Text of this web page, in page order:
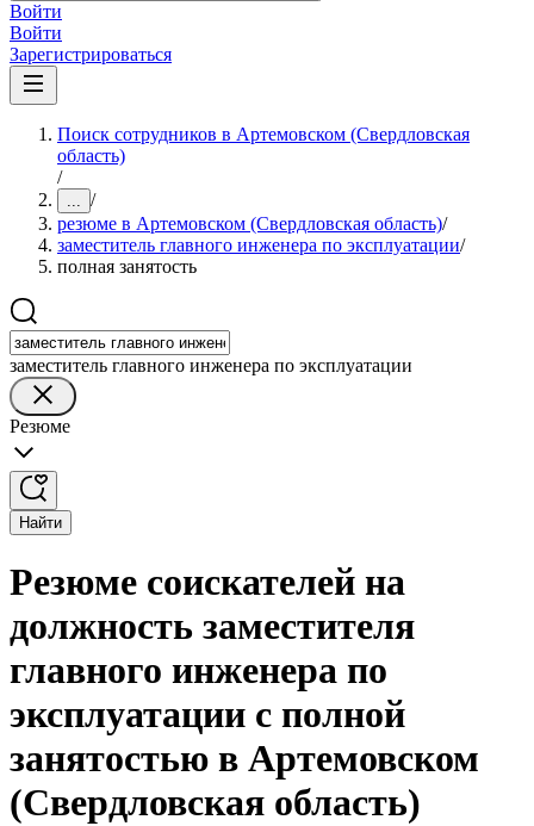
Войти
Войти
Зарегистрироваться
Поиск сотрудников в Артемовском (Свердловская
область)
/
... /
резюме в Артемовском (Свердловская область)/
заместитель главного инженера по эксплуатации/
полная занятость
заместитель главного инженера по эксплуатации
Резюме
Найти
Резюме соискателей на
должность заместителя
главного инженера по
эксплуатации с полной
занятостью в Артемовском
(Свердловская область)